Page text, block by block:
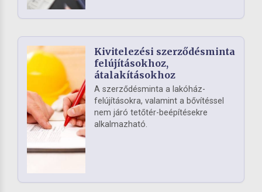
Kivitelezési szerződésminta
felújításokhoz,
átalakításokhoz
A szerződésminta a lakóház-
felújításokra, valamint a bővítéssel
nem járó tetőtér-beépítésekre
alkalmazható.